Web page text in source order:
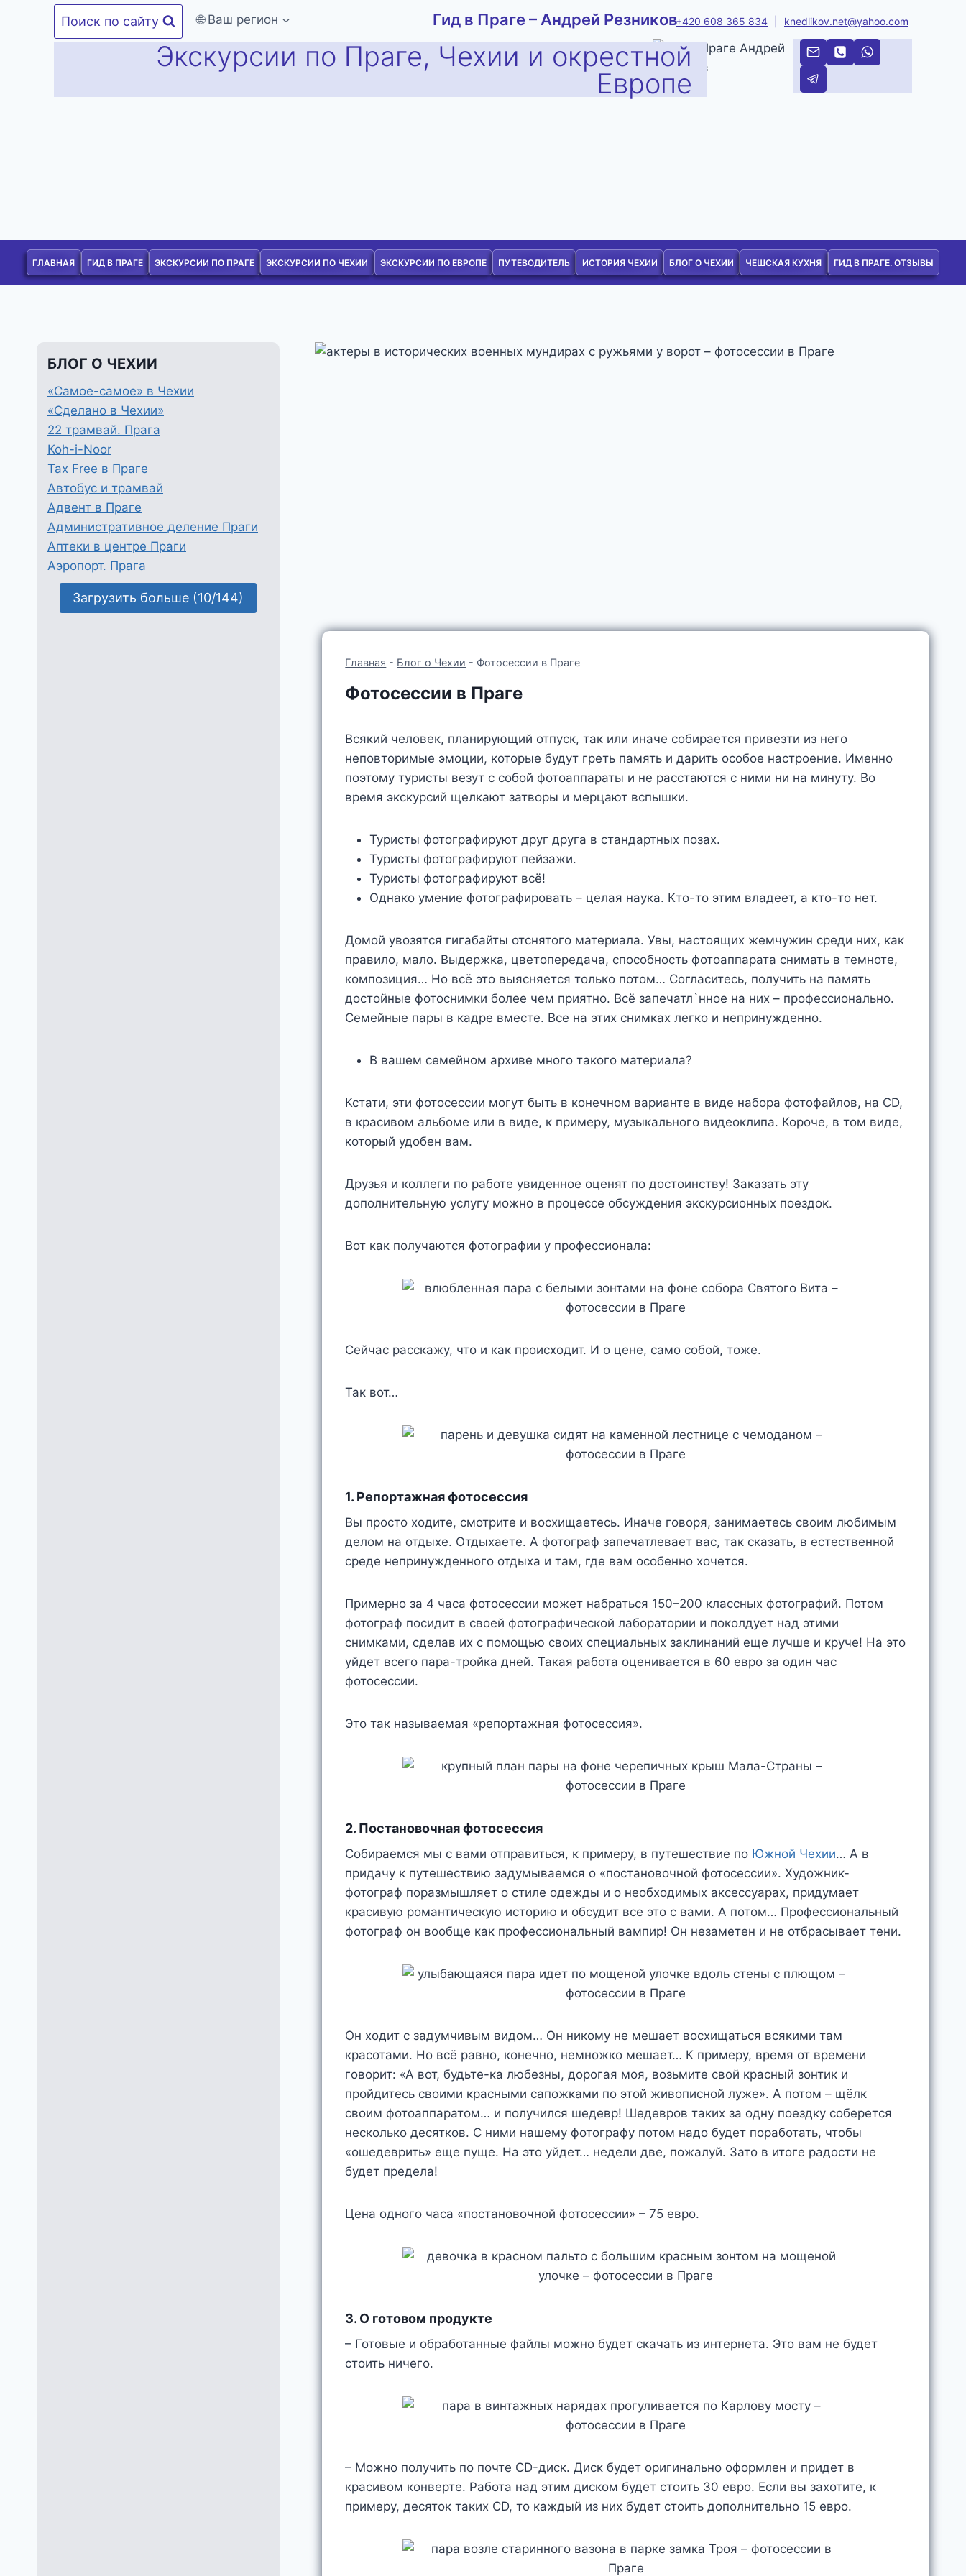
Поиск по сайту 🌐 Ваш регион +420 608 365 834 knedlikov.net@yahoo.com
Гид в Праге – Андрей Резников
Экскурсии по Праге, Чехии и окрестной
Европе
ГЛАВНАЯ ГИД В ПРАГЕ ЭКСКУРСИИ ПО ПРАГЕ ЭКСКУРСИИ ПО ЧЕХИИ ЭКСКУРСИИ ПО ЕВРОПЕ ПУТЕВОДИТЕЛЬ ИСТОРИЯ ЧЕХИИ БЛОГ О ЧЕХИИ ЧЕШСКАЯ КУХНЯ ГИД В ПРАГЕ. ОТЗЫВЫ
Главная - Блог о Чехии - Фотосессии в Праге
Фотосессии в Праге
Всякий человек, планирующий отпуск, так или иначе собирается привезти из него
неповторимые эмоции, которые будут греть память и дарить особое настроение. Именно
поэтому туристы везут с собой фотоаппараты и не расстаются с ними ни на минуту. Во
время экскурсий щелкают затворы и мерцают вспышки.
Туристы фотографируют друг друга в стандартных позах.
Туристы фотографируют пейзажи.
Туристы фотографируют всё!
Однако умение фотографировать – целая наука. Кто-то этим владеет, а кто-то нет.
Домой увозятся гигабайты отснятого материала. Увы, настоящих жемчужин среди них, как
правило, мало. Выдержка, цветопередача, способность фотоаппарата снимать в темноте,
композиция… Но всё это выясняется только потом… Согласитесь, получить на память
достойные фотоснимки более чем приятно. Всё запечатл`нное на них – профессионально.
Семейные пары в кадре вместе. Все на этих снимках легко и непринужденно.
В вашем семейном архиве много такого материала?
Кстати, эти фотосессии могут быть в конечном варианте в виде набора фотофайлов, на CD,
в красивом альбоме или в виде, к примеру, музыкального видеоклипа. Короче, в том виде,
который удобен вам.
Друзья и коллеги по работе увиденное оценят по достоинству! Заказать эту
дополнительную услугу можно в процессе обсуждения экскурсионных поездок.
Вот как получаются фотографии у профессионала:
Сейчас расскажу, что и как происходит. И о цене, само собой, тоже.
Так вот…
1. Репортажная фотосессия
Вы просто ходите, смотрите и восхищаетесь. Иначе говоря, занимаетесь своим любимым
делом на отдыхе. Отдыхаете. А фотограф запечатлевает вас, так сказать, в естественной
среде непринужденного отдыха и там, где вам особенно хочется.
Примерно за 4 часа фотосессии может набраться 150–200 классных фотографий. Потом
фотограф посидит в своей фотографической лаборатории и поколдует над этими
снимками, сделав их с помощью своих специальных заклинаний еще лучше и круче! На это
уйдет всего пара-тройка дней. Такая работа оценивается в 60 евро за один час
фотосессии.
Это так называемая «репортажная фотосессия».
2. Постановочная фотосессия
Собираемся мы с вами отправиться, к примеру, в путешествие по Южной Чехии… А в
придачу к путешествию задумываемся о «постановочной фотосессии». Художник-
фотограф поразмышляет о стиле одежды и о необходимых аксессуарах, придумает
красивую романтическую историю и обсудит все это с вами. А потом… Профессиональный
фотограф он вообще как профессиональный вампир! Он незаметен и не отбрасывает тени.
Он ходит с задумчивым видом… Он никому не мешает восхищаться всякими там
красотами. Но всё равно, конечно, немножко мешает… К примеру, время от времени
говорит: «А вот, будьте-ка любезны, дорогая моя, возьмите свой красный зонтик и
пройдитесь своими красными сапожками по этой живописной луже». А потом – щёлк
своим фотоаппаратом… и получился шедевр! Шедевров таких за одну поездку соберется
несколько десятков. С ними нашему фотографу потом надо будет поработать, чтобы
«ошедеврить» еще пуще. На это уйдет… недели две, пожалуй. Зато в итоге радости не
будет предела!
Цена одного часа «постановочной фотосессии» – 75 евро.
3. О готовом продукте
– Готовые и обработанные файлы можно будет скачать из интернета. Это вам не будет
стоить ничего.
– Можно получить по почте CD-диск. Диск будет оригинально оформлен и придет в
красивом конверте. Работа над этим диском будет стоить 30 евро. Если вы захотите, к
примеру, десяток таких CD, то каждый из них будет стоить дополнительно 15 евро.
БЛОГ О ЧЕХИИ
«Самое-самое» в Чехии
«Сделано в Чехии»
22 трамвай. Прага
Koh-i-Noor
Tax Free в Праге
Автобус и трамвай
Адвент в Праге
Административное деление Праги
Аптеки в центре Праги
Аэропорт. Прага
Загрузить больше (10/144)